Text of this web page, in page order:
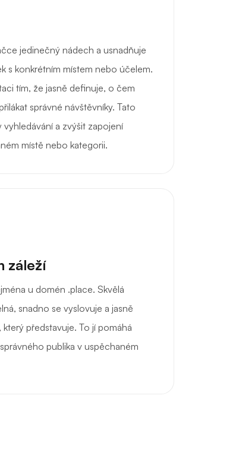
jedinečný nádech a usnadňuje
s konkrétním místem nebo účelem.
tím, že jasně definuje, o čem
správné návštěvníky. Tato
a zvýšit zapojení
místě nebo kategorii.
záleží
u domén .place. Skvělá
snadno se vyslovuje a jasně
představuje. To jí pomáhá
publika v uspěchaném